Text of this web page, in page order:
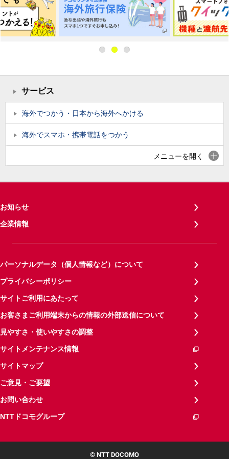
サービス
海外でつかう・日本から海外へかける
海外でスマホ・携帯電話をつかう
メニューを開く
お知らせ
企業情報
パーソナルデータ（個人情報など）について
プライバシーポリシー
サイトご利用にあたって
お客さまご利用端末からの情報の外部送信について
見やすさ・使いやすさの調整
サイトメンテナンス情報
サイトマップ
ご意見・ご要望
お問い合わせ
NTTドコモグループ
© NTT DOCOMO